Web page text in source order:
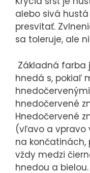
alebo sivá
presvitať.
sa toleruje, ale
Základná farba
hnedá s, pokiaľ
hnedočervené
Hnedočervené
(vľavo a vpravo
na končatinách,
vždy medzi
hnedou a